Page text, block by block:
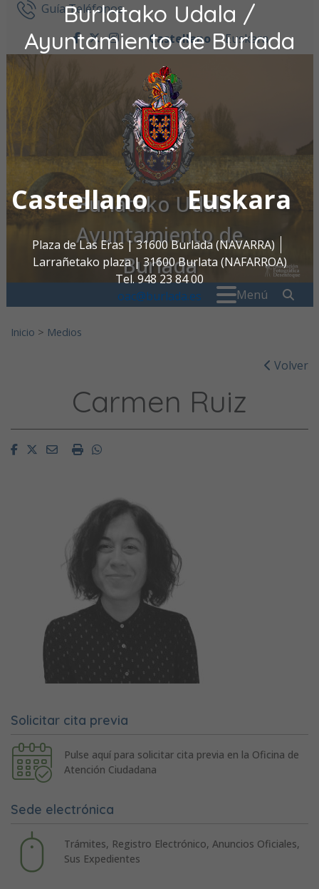
Burlatako Udala /
Ayuntamiento de Burlada
Castellano Euskara
Plaza de Las Eras | 31600 Burlada (NAVARRA)
Larrañetako plaza | 31600 Burlata (NAFARROA)
Tel. 948 23 84 00
oac@burlada.es
Ir al contenidoGuía Teléfonos
facebook
twitter
instagram
Castellano Euskara
Burlatako Udala /
Ayuntamiento de
Burlada
Menú
Inicio > Medios
Volver
Carmen Ruiz
FacebookTwitterEmailImprimirWhatsapp
Solicitar cita previa
Pulse aquí para solicitar cita previa en la Oficina de
Atención Ciudadana
Sede electrónica
Trámites, Registro Electrónico, Anuncios Oficiales,
Sus Expedientes